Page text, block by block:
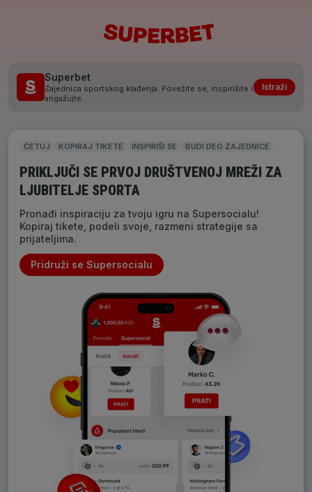
Superbet
Zajednica sportskog klađenja. Povežite se, inspirišite i
angažujte.
Istraži
ČETUJ KOPIRAJ TIKETE INSPIRIŠI SE BUDI DEO ZAJEDNICE
PRIKLJUČI SE PRVOJ DRUŠTVENOJ MREŽI ZA
LJUBITELJE SPORTA
Pronađi inspiraciju za tvoju igru na Supersocialu!
Kopiraj tikete, podeli svoje, razmeni strategije sa
prijateljima.
Pridruži se Supersocialu